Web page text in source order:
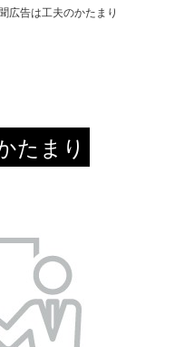
広告は工夫のかたまり
たまり